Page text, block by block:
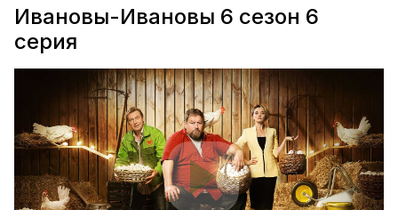
Ивановы-Ивановы 6 сезон 6
серия